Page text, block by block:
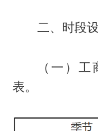
二、时段
（一）
表。